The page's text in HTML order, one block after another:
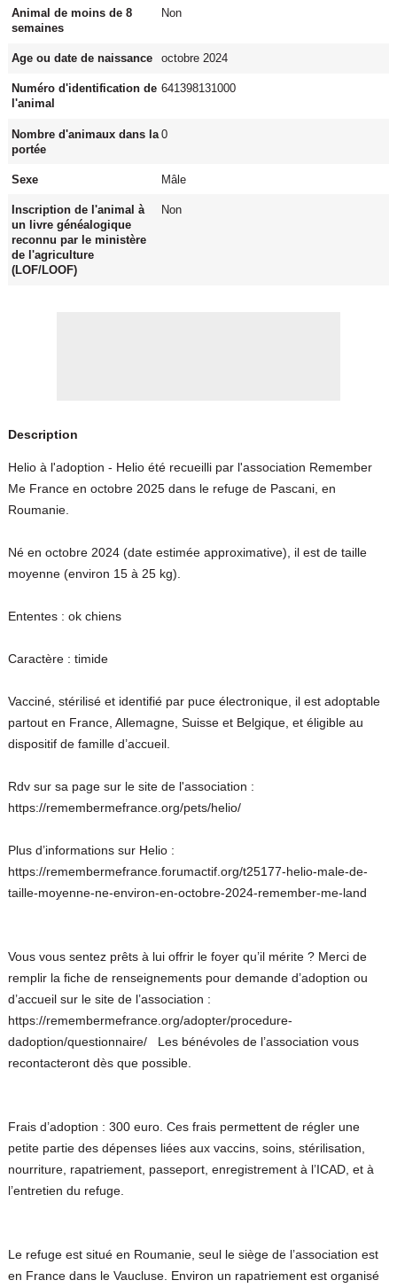
Animal de moins de 8
semaines
Non
Age ou date de naissance octobre 2024
Numéro d'identification de
l'animal
641398131000
Nombre d'animaux dans la
portée
0
Sexe Mâle
Inscription de l'animal à
un livre généalogique
reconnu par le ministère
de l'agriculture
(LOF/LOOF)
Non
Description
Helio à l'adoption - Helio été recueilli par l'association Remember
Me France en octobre 2025 dans le refuge de Pascani, en
Roumanie.
Né en octobre 2024 (date estimée approximative), il est de taille
moyenne (environ 15 à 25 kg).
Ententes : ok chiens
Caractère : timide
Vacciné, stérilisé et identifié par puce électronique, il est adoptable
partout en France, Allemagne, Suisse et Belgique, et éligible au
dispositif de famille d’accueil.
Rdv sur sa page sur le site de l'association :
https://remembermefrance.org/pets/helio/
Plus d’informations sur Helio :
https://remembermefrance.forumactif.org/t25177-helio-male-de-
taille-moyenne-ne-environ-en-octobre-2024-remember-me-land
Vous vous sentez prêts à lui offrir le foyer qu’il mérite ? Merci de
remplir la fiche de renseignements pour demande d’adoption ou
d’accueil sur le site de l’association :
https://remembermefrance.org/adopter/procedure-
dadoption/questionnaire/ Les bénévoles de l’association vous
recontacteront dès que possible.
Frais d’adoption : 300 euro. Ces frais permettent de régler une
petite partie des dépenses liées aux vaccins, soins, stérilisation,
nourriture, rapatriement, passeport, enregistrement à l’ICAD, et à
l’entretien du refuge.
Le refuge est situé en Roumanie, seul le siège de l’association est
en France dans le Vaucluse. Environ un rapatriement est organisé